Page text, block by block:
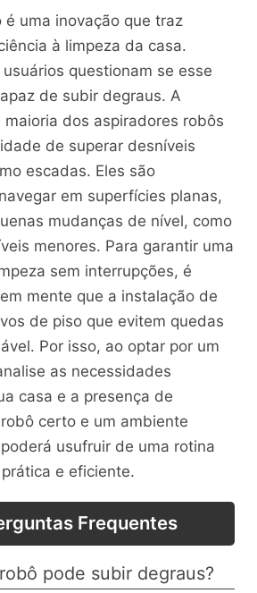
é uma inovação que traz
à limpeza da casa.
questionam se esse
de subir degraus. A
maioria dos aspiradores robôs
de superar desníveis
escadas. Eles são
em superfícies planas,
mudanças de nível, como
menores. Para garantir uma
sem interrupções, é
mente que a instalação de
de piso que evitem quedas
Por isso, ao optar por um
as necessidades
casa e a presença de
certo e um ambiente
usufruir de uma rotina
e eficiente.
Frequentes
pode subir degraus?